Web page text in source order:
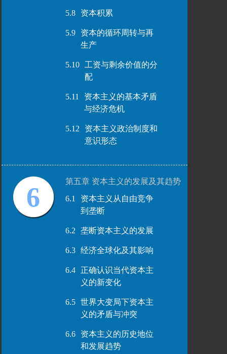
5.8 资本积累
5.9
资本的循环周转与再
生产
5.10
工资与剩余价值的分
配
5.11
资本主义的基本矛盾
与经济危机
5.12
资本主义政治制度和
意识形态
6
第五章 资本主义的发展及其趋势
6.1
资本主义从自由竞争
到垄断
6.2 垄断资本主义的发展
6.3 经济全球化及其影响
6.4
正确认识当代资本主
义的新变化
6.5
世界大变局下资本主
义的矛盾与冲突
6.6
资本主义的历史地位
和发展趋势